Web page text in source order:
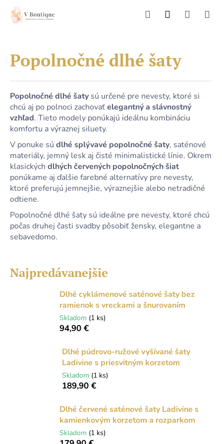
obsah
HĽADAŤ
Prihlásenie
Popolnočné dlhé šaty
Popolnočné dlhé šaty sú určené pre nevesty, ktoré si
chcú aj po polnoci zachovaťelegantný a slávnostný
vzhľad. Tieto modely ponúkajú ideálnu kombináciu
komfortu a výraznej siluety.
V ponuke sú dlhé splývavé popolnočné šaty, saténové
materiály, jemný lesk aj čisté minimalistické línie. Okrem
klasických dlhých červených popolnočných šiat
ponúkame aj ďalšie farebné alternatívy pre nevesty,
ktoré preferujú jemnejšie, výraznejšie alebo netradičné
odtiene.
Popolnočné dlhé šaty sú ideálne pre nevesty, ktoré chcú
počas druhej časti svadby pôsobiť žensky, elegantne a
sebavedomo.
Najpredávanejšie
Dlhé cyklámenové saténové šaty bez
ramienok s vreckami a šnurovaním
Skladom (1 ks)
94,90 €
Dlhé púdrovo-ružové vyšívané šaty
Ladivine s priesvitným korzetom
Skladom (1 ks)
189,90 €
Dlhé červené saténové šaty Ladivine s
kamienkovým korzetom a rozparkom
Skladom (1 ks)
Č
o
p
o
t
r
e
b
u
j
e
t
e
n
á
ť